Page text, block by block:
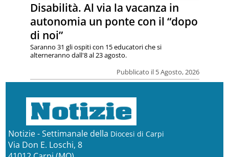
Disabilità. Al via la vacanza in
autonomia un ponte con il “dopo
di noi”
Pubblicato il 5 Agosto, 2026
Saranno 31 gli ospiti con 15 educatori che si
alterneranno dall'8 al 23 agosto.
Notizie - Settimanale della Diocesi di Carpi
Via Don E. Loschi, 8